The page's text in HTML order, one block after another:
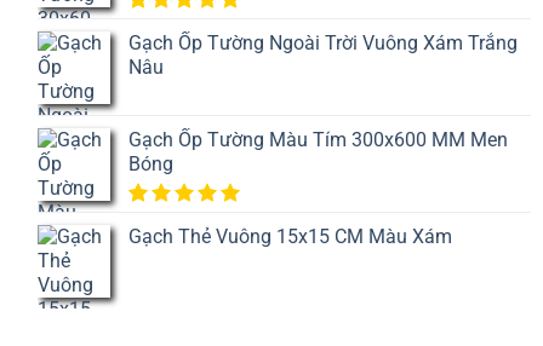
trên
5 dựa
trên
Gạch Ốp Tường Ngoài Trời Vuông Xám Trắng
Nâu
Gạch Ốp Tường Màu Tím 300x600 MM Men
Bóng
5 dựa
Gạch Thẻ Vuông 15x15 CM Màu Xám